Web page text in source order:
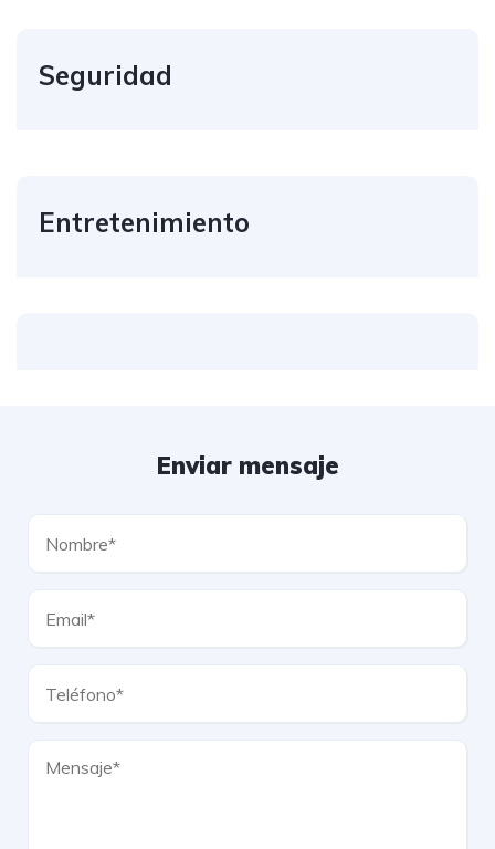
Seguridad
Entretenimiento
Enviar mensaje